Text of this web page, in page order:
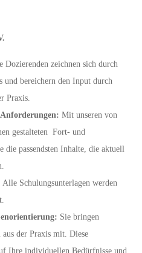
Dozierenden zeichnen sich durch
und bereichern den Input durch
Praxis.
Mit unseren von
gestalteten Fort- und
die passendsten Inhalte, die aktuell
Alle Schulungsunterlagen werden
Sie bringen
der Praxis mit. Diese
Ihre individuellen Bedürfnisse und